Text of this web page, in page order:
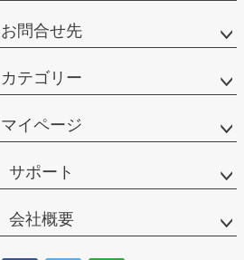
お問合せ先
カテゴリー
マイページ
サポート
会社概要